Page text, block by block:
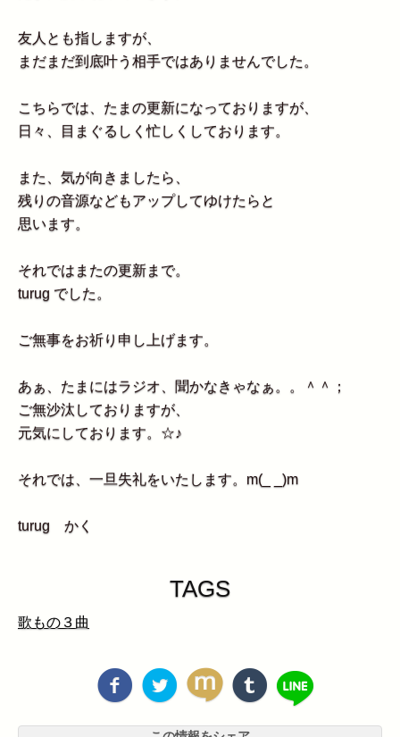
友人とも指しますが、
まだまだ到底叶う相手ではありませんでした。
こちらでは、たまの更新になっておりますが、
日々、目まぐるしく忙しくしております。
また、気が向きましたら、
残りの音源などもアップしてゆけたらと
思います。
それではまたの更新まで。
turug でした。
ご無事をお祈り申し上げます。
あぁ、たまにはラジオ、聞かなきゃなぁ。。＾＾；
ご無沙汰しておりますが、
元気にしております。☆♪
それでは、一旦失礼をいたします。m(_ _)m
turug かく
TAGS
歌もの３曲